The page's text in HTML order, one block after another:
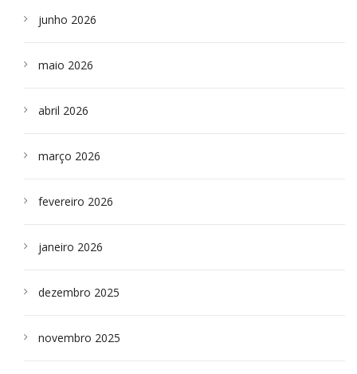
junho 2026
maio 2026
abril 2026
março 2026
fevereiro 2026
janeiro 2026
dezembro 2025
novembro 2025